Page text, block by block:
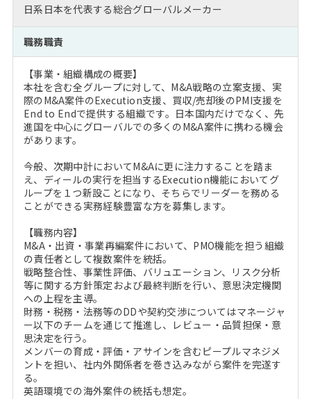
MBA留学生数の推移
MBAを生かす求人特集
年齢と年収の相関図
外資系／面接攻略のコツ
キャリアに効く一冊
注目企業インタビュー
プロ経営者の特別セミナー
Career Talk Live
MBA NETWORKING
パブリシティ
ニュースリリース
日系日本を代表する総合グローバルメーカー
職務職責
【事業・組織構成の概要】
本社を含む全グループに対して、M&A戦略の立案支援、実
際のM&A案件のExecution支援、買収/売却後のPMI支援を
End to Endで提供する組織です。日本国内だけでなく、先
進国を中心にグローバルでの多くのM&A案件に携わる機会
があります。
今般、次期中計においてM&Aに更に注力することを踏ま
え、ディールの実行を担当するExecution機能においてグ
ループを１つ新設ことになり、そちらでリーダーを務める
ことができる実務経験豊富な方を募集します。
【職務内容】
M&A・出資・事業再編案件において、PMO機能を担う組織
の責任者として複数案件を統括。
戦略整合性、事業性評価、バリュエーション、リスク分析
等に関する方針策定および最終判断を行い、意思決定機関
への上程を主導。
財務・税務・法務等のDDや契約交渉についてはマネージャ
ー以下のチームを通じて推進し、レビュー・品質担保・意
思決定を行う。
メンバーの育成・評価・アサインを含むピープルマネジメ
ントを担い、社内外関係者を巻き込みながら案件を完遂す
る。
英語環境での海外案件の統括も想定。